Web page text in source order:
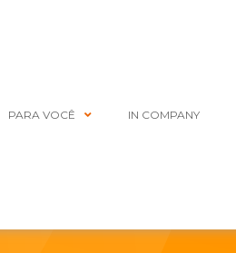
PARA VOCÊ IN COMPANY